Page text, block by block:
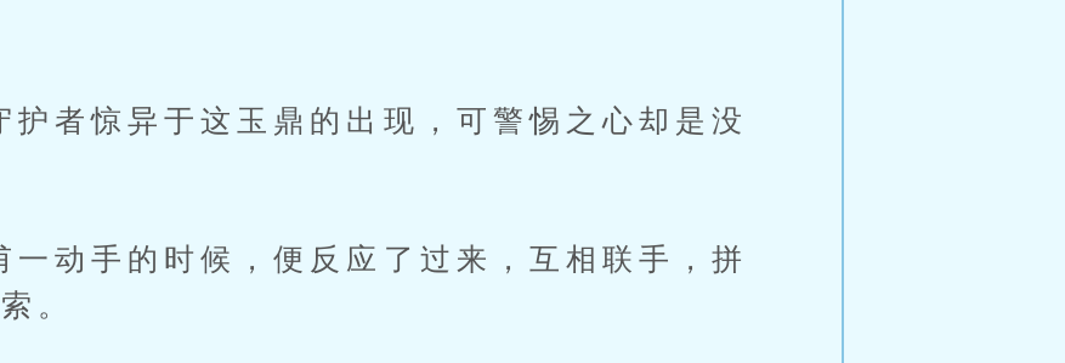
者惊异于这玉鼎的出现，可警惕之心却是没
动手的时候，便反应了过来，互相联手，拼
。